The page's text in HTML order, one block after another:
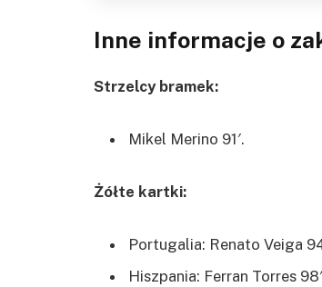
Inne informacje o
Strzelcy bramek:
Mikel Merino 91′.
Żółte kartki:
Portugalia: Renato Veiga
Hiszpania: Ferran Torres